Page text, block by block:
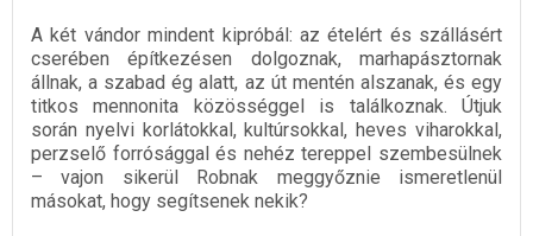
A két vándor mindent kipróbál: az ételért és szállásért
cserében építkezésen dolgoznak, marhapásztornak
állnak, a szabad ég alatt, az út mentén alszanak, és egy
titkos mennonita közösséggel is találkoznak. Útjuk
során nyelvi korlátokkal, kultúrsokkal, heves viharokkal,
perzselő forrósággal és nehéz tereppel szembesülnek
– vajon sikerül Robnak meggyőznie ismeretlenül
másokat, hogy segítsenek nekik?